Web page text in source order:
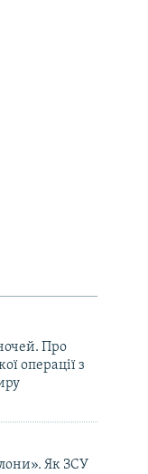
Про
операції з
Як ЗСУ